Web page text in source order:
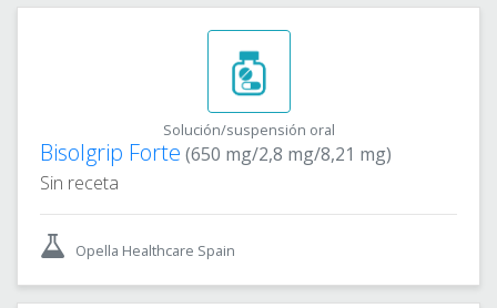
Solución/suspensión oral
Bisolgrip Forte (650 mg/2,8 mg/8,21 mg)
Sin receta
Opella Healthcare Spain